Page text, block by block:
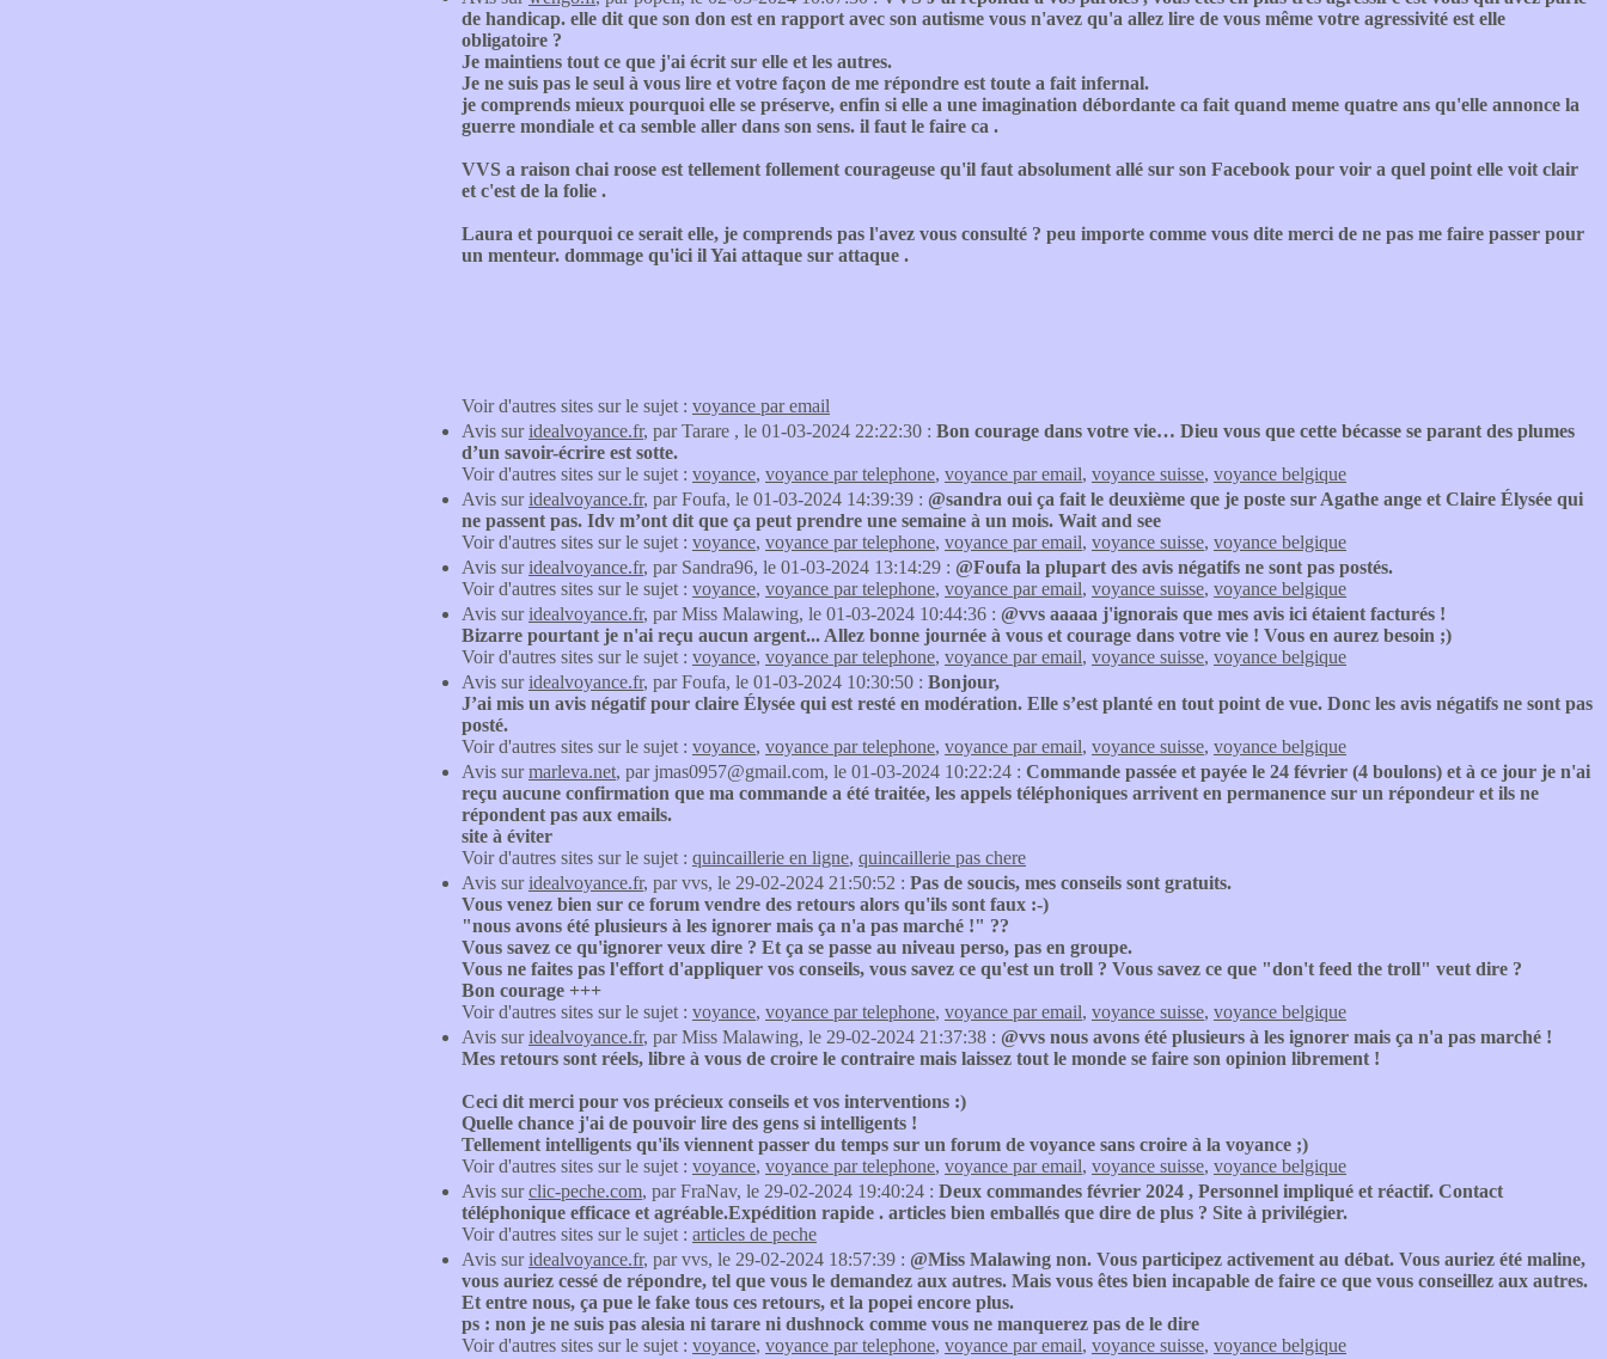
de handicap. elle dit que son don est en rapport avec son autisme vous n'avez qu'a allez lire de vous même votre agressivité est elle
obligatoire ?
Je maintiens tout ce que j'ai écrit sur elle et les autres.
Je ne suis pas le seul à vous lire et votre façon de me répondre est toute a fait infernal.
je comprends mieux pourquoi elle se préserve, enfin si elle a une imagination débordante ca fait quand meme quatre ans qu'elle annonce la
guerre mondiale et ca semble aller dans son sens. il faut le faire ca .
VVS a raison chai roose est tellement follement courageuse qu'il faut absolument allé sur son Facebook pour voir a quel point elle voit clair
et c'est de la folie .
Laura et pourquoi ce serait elle, je comprends pas l'avez vous consulté ? peu importe comme vous dite merci de ne pas me faire passer pour
un menteur. dommage qu'ici il Yai attaque sur attaque .
Voir d'autres sites sur le sujet : voyance par email
Avis suridealvoyance.fr, par Tarare , le 01-03-2024 22:22:30 : Bon courage dans votre vie… Dieu vous que cette bécasse se parant des plumes
d’un savoir-écrire est sotte.
Voir d'autres sites sur le sujet : voyance, voyance par telephone, voyance par email, voyance suisse, voyance belgique
Avis suridealvoyance.fr, par Foufa, le 01-03-2024 14:39:39 : @sandra oui ça fait le deuxième que je poste sur Agathe ange et Claire Élysée qui
ne passent pas. Idv m’ont dit que ça peut prendre une semaine à un mois. Wait and see
Voir d'autres sites sur le sujet : voyance, voyance par telephone, voyance par email, voyance suisse, voyance belgique
Avis suridealvoyance.fr, par Sandra96, le 01-03-2024 13:14:29 : @Foufa la plupart des avis négatifs ne sont pas postés.
Voir d'autres sites sur le sujet : voyance, voyance par telephone, voyance par email, voyance suisse, voyance belgique
Avis suridealvoyance.fr, par Miss Malawing, le 01-03-2024 10:44:36 : @vvs aaaaa j'ignorais que mes avis ici étaient facturés !
Bizarre pourtant je n'ai reçu aucun argent... Allez bonne journée à vous et courage dans votre vie ! Vous en aurez besoin ;)
Voir d'autres sites sur le sujet : voyance, voyance par telephone, voyance par email, voyance suisse, voyance belgique
Avis suridealvoyance.fr, par Foufa, le 01-03-2024 10:30:50 : Bonjour,
J’ai mis un avis négatif pour claire Élysée qui est resté en modération. Elle s’est planté en tout point de vue. Donc les avis négatifs ne sont pas
posté.
Voir d'autres sites sur le sujet : voyance, voyance par telephone, voyance par email, voyance suisse, voyance belgique
Avis surmarleva.net, par jmas0957@gmail.com, le 01-03-2024 10:22:24 : Commande passée et payée le 24 février (4 boulons) et à ce jour je n'ai
reçu aucune confirmation que ma commande a été traitée, les appels téléphoniques arrivent en permanence sur un répondeur et ils ne
répondent pas aux emails.
site à éviter
Voir d'autres sites sur le sujet : quincaillerie en ligne, quincaillerie pas chere
Avis suridealvoyance.fr, par vvs, le 29-02-2024 21:50:52 : Pas de soucis, mes conseils sont gratuits.
Vous venez bien sur ce forum vendre des retours alors qu'ils sont faux :-)
"nous avons été plusieurs à les ignorer mais ça n'a pas marché !" ??
Vous savez ce qu'ignorer veux dire ? Et ça se passe au niveau perso, pas en groupe.
Vous ne faites pas l'effort d'appliquer vos conseils, vous savez ce qu'est un troll ? Vous savez ce que "don't feed the troll" veut dire ?
Bon courage +++
Voir d'autres sites sur le sujet : voyance, voyance par telephone, voyance par email, voyance suisse, voyance belgique
Avis suridealvoyance.fr, par Miss Malawing, le 29-02-2024 21:37:38 : @vvs nous avons été plusieurs à les ignorer mais ça n'a pas marché !
Mes retours sont réels, libre à vous de croire le contraire mais laissez tout le monde se faire son opinion librement !
Ceci dit merci pour vos précieux conseils et vos interventions :)
Quelle chance j'ai de pouvoir lire des gens si intelligents !
Tellement intelligents qu'ils viennent passer du temps sur un forum de voyance sans croire à la voyance ;)
Voir d'autres sites sur le sujet : voyance, voyance par telephone, voyance par email, voyance suisse, voyance belgique
Avis surclic-peche.com, par FraNav, le 29-02-2024 19:40:24 : Deux commandes février 2024 , Personnel impliqué et réactif. Contact
téléphonique efficace et agréable.Expédition rapide . articles bien emballés que dire de plus ? Site à privilégier.
Voir d'autres sites sur le sujet : articles de peche
Avis suridealvoyance.fr, par vvs, le 29-02-2024 18:57:39 : @Miss Malawing non. Vous participez activement au débat. Vous auriez été maline,
vous auriez cessé de répondre, tel que vous le demandez aux autres. Mais vous êtes bien incapable de faire ce que vous conseillez aux autres.
Et entre nous, ça pue le fake tous ces retours, et la popei encore plus.
ps : non je ne suis pas alesia ni tarare ni dushnock comme vous ne manquerez pas de le dire
Voir d'autres sites sur le sujet : voyance, voyance par telephone, voyance par email, voyance suisse, voyance belgique